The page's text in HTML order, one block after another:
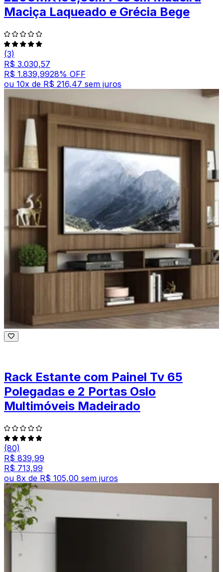
Maciça Laqueado e Grécia Bege
(3)
R$ 3.030,57
R$ 1.839,9928% OFF
ou 10x de R$ 216,47 sem juros
Rack Estante com Painel Tv 65
Polegadas e 2 Portas Oslo
Multimóveis Madeirado
(80)
R$ 839,99
R$ 713,99
ou 8x de R$ 105,00 sem juros